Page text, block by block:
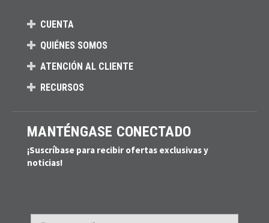
CUENTA
QUIÉNES SOMOS
ATENCIÓN AL CLIENTE
RECURSOS
MANTÉNGASE CONECTADO
¡Suscríbase para recibir ofertas exclusivas y
noticias!